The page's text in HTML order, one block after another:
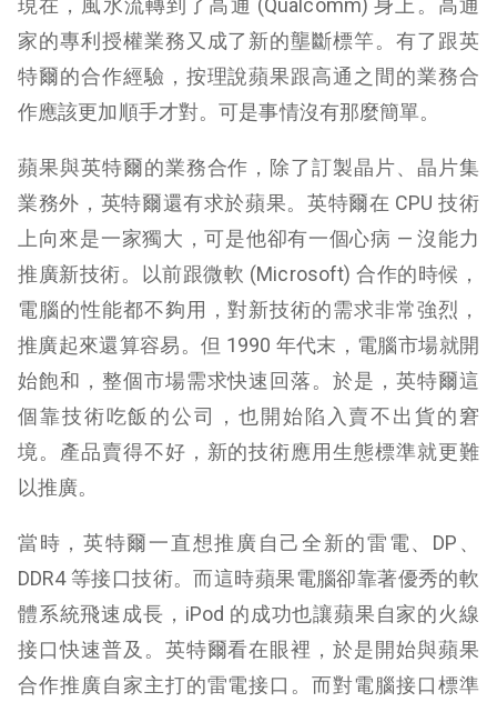
現在，風水流轉到了高通 (Qualcomm) 身上。高通
家的專利授權業務又成了新的壟斷標竿。有了跟英
特爾的合作經驗，按理說蘋果跟高通之間的業務合
作應該更加順手才對。可是事情沒有那麼簡單。
蘋果與英特爾的業務合作，除了訂製晶片、晶片集
業務外，英特爾還有求於蘋果。英特爾在 CPU 技術
上向來是一家獨大，可是他卻有一個心病 — 沒能力
推廣新技術。以前跟微軟 (Microsoft) 合作的時候，
電腦的性能都不夠用，對新技術的需求非常強烈，
推廣起來還算容易。但 1990 年代末，電腦市場就開
始飽和，整個市場需求快速回落。於是，英特爾這
個靠技術吃飯的公司，也開始陷入賣不出貨的窘
境。產品賣得不好，新的技術應用生態標準就更難
以推廣。
當時，英特爾一直想推廣自己全新的雷電、DP、
DDR4 等接口技術。而這時蘋果電腦卻靠著優秀的軟
體系統飛速成長，iPod 的成功也讓蘋果自家的火線
接口快速普及。英特爾看在眼裡，於是開始與蘋果
合作推廣自家主打的雷電接口。而對電腦接口標準